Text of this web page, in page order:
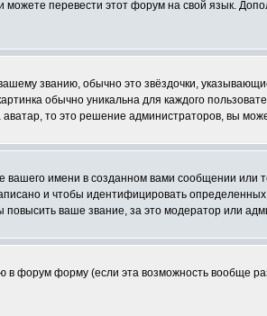
перевести этот форум на свой язык.
званию, обычно это звёздочки,
обычно уникальна для каждого
то это решение администраторов, вы
имени в созданном вами сообщении или
и чтобы идентифицировать
ваше звание, за это модератор или
в форум форму (если эта возможность вообще